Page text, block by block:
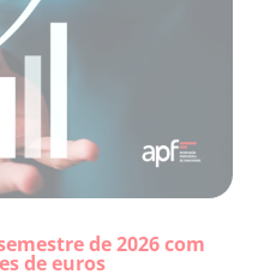
de 2026 com
de euros